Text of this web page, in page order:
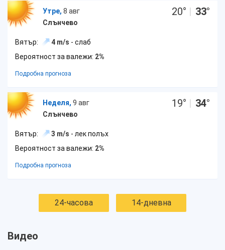
Утре, 8 авг
Слънчево
20° | 33°
Вятър: 4 m/s - слаб
Вероятност за валежи: 2%
Подробна прогноза
Неделя, 9 авг
Слънчево
19° | 34°
Вятър: 3 m/s - лек полъх
Вероятност за валежи: 2%
Подробна прогноза
24-часова 14-дневна
Видео